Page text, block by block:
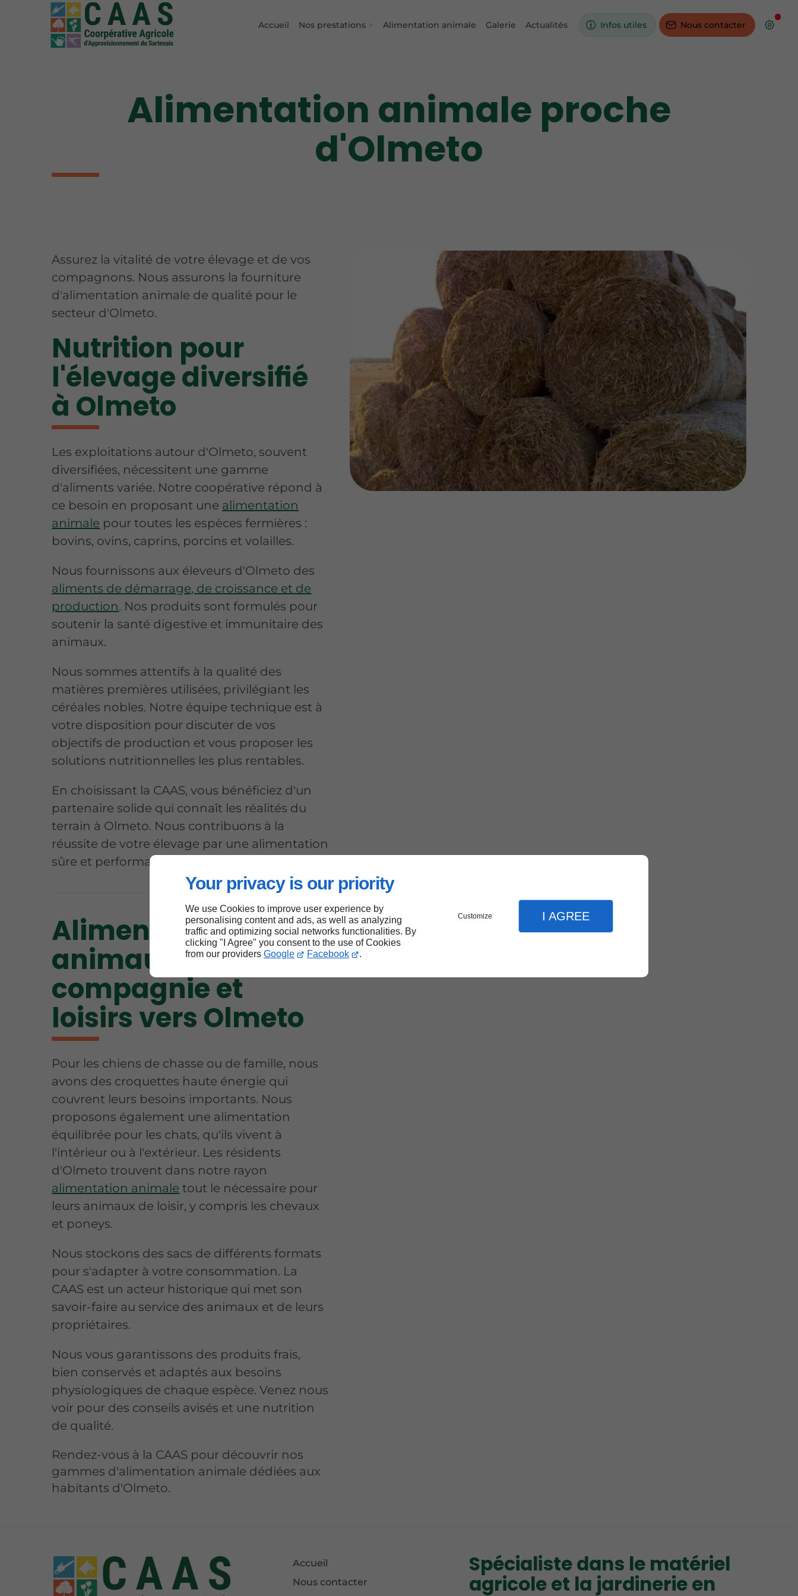
Your privacy is our priority
We use Cookies to improve user experience by
personalising content and ads, as well as analyzing
traffic and optimizing social networks functionalities. By
clicking "I Agree" you consent to the use of Cookies
from our providers Google Facebook .
Customize I AGREE
Accueil Nos prestations Alimentation animale Galerie Actualités Infos utiles Nous contacter
Alimentation animale proche
d'Olmeto
Assurez la vitalité de votre élevage et de vos
compagnons. Nous assurons la fourniture
d'alimentation animale de qualité pour le
secteur d'Olmeto.
Nutrition pour
l'élevage diversifié
à Olmeto
Les exploitations autour d'Olmeto, souvent
diversifiées, nécessitent une gamme
d'aliments variée. Notre coopérative répond à
ce besoin en proposant une alimentation
animale pour toutes les espèces fermières :
bovins, ovins, caprins, porcins et volailles.
Nous fournissons aux éleveurs d'Olmeto des
aliments de démarrage, de croissance et de
production. Nos produits sont formulés pour
soutenir la santé digestive et immunitaire des
animaux.
Nous sommes attentifs à la qualité des
matières premières utilisées, privilégiant les
céréales nobles. Notre équipe technique est à
votre disposition pour discuter de vos
objectifs de production et vous proposer les
solutions nutritionnelles les plus rentables.
En choisissant la CAAS, vous bénéficiez d'un
partenaire solide qui connaît les réalités du
terrain à Olmeto. Nous contribuons à la
réussite de votre élevage par une alimentation
sûre et performante.
Aliments pour
animaux de
compagnie et
loisirs vers Olmeto
Pour les chiens de chasse ou de famille, nous
avons des croquettes haute énergie qui
couvrent leurs besoins importants. Nous
proposons également une alimentation
équilibrée pour les chats, qu'ils vivent à
l'intérieur ou à l'extérieur. Les résidents
d'Olmeto trouvent dans notre rayon
alimentation animale tout le nécessaire pour
leurs animaux de loisir, y compris les chevaux
et poneys.
Nous stockons des sacs de différents formats
pour s'adapter à votre consommation. La
CAAS est un acteur historique qui met son
savoir-faire au service des animaux et de leurs
propriétaires.
Nous vous garantissons des produits frais,
bien conservés et adaptés aux besoins
physiologiques de chaque espèce. Venez nous
voir pour des conseils avisés et une nutrition
de qualité.
Rendez-vous à la CAAS pour découvrir nos
gammes d'alimentation animale dédiées aux
habitants d'Olmeto.
Accueil
Nous contacter
Spécialiste dans le matériel
agricole et la jardinerie en